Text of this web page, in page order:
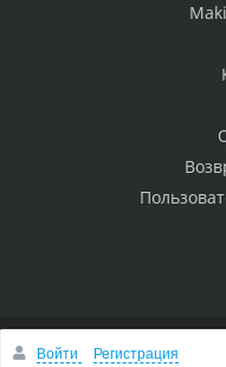
© 2005
Войти Регистрация